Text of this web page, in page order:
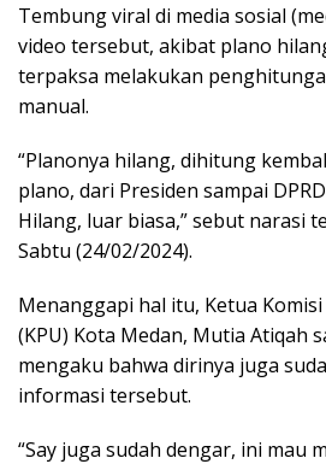
Tembung viral di media sosial
video tersebut, akibat plano
terpaksa melakukan
manual.
“Planonya hilang, dihitung
plano, dari Presiden sampai
Hilang, luar biasa,” sebut narasi
Sabtu (24/02/2024).
Menanggapi hal itu, Ketua
(KPU) Kota Medan, Mutia Atiqah
mengaku bahwa dirinya juga
informasi tersebut.
“Say juga sudah dengar, ini mau